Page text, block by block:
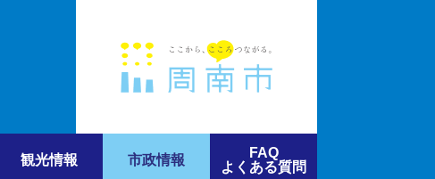
観光情報 市政情報
FAQ
よくある質問